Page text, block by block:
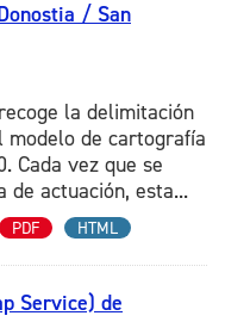
/ San
la delimitación
de cartografía
Cada vez que se
de actuación, esta...
PDF HTML
Service) de